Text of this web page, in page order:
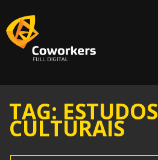
TAG: ESTUDOS
CULTURAIS